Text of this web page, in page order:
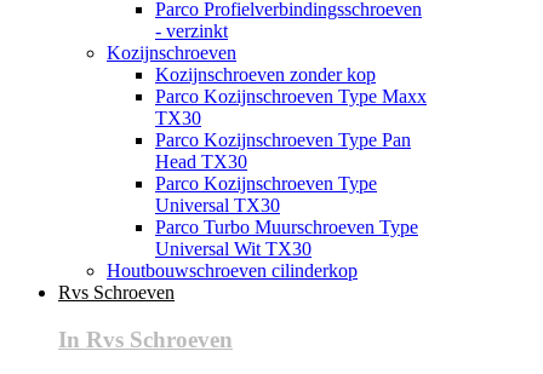
Parco Profielverbindingsschroeven
- verzinkt
Kozijnschroeven
Kozijnschroeven zonder kop
Parco Kozijnschroeven Type Maxx
TX30
Parco Kozijnschroeven Type Pan
Head TX30
Parco Kozijnschroeven Type
Universal TX30
Parco Turbo Muurschroeven Type
Universal Wit TX30
Houtbouwschroeven cilinderkop
Rvs Schroeven
In Rvs Schroeven